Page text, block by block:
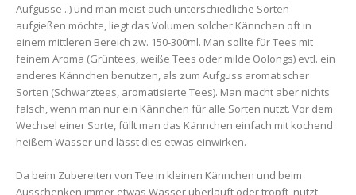
Aufgüsse ..) und man meist auch unterschiedliche Sorten
aufgießen möchte, liegt das Volumen solcher Kännchen oft in
einem mittleren Bereich zw. 150-300ml. Man sollte für Tees mit
feinem Aroma (Grüntees, weiße Tees oder milde Oolongs) evtl. ein
anderes Kännchen benutzen, als zum Aufguss aromatischer
Sorten (Schwarztees, aromatisierte Tees). Man macht aber nichts
falsch, wenn man nur ein Kännchen für alle Sorten nutzt. Vor dem
Wechsel einer Sorte, füllt man das Kännchen einfach mit kochend
heißem Wasser und lässt dies etwas einwirken.
Da beim Zubereiten von Tee in kleinen Kännchen und beim
Ausschenken immer etwas Wasser überläuft oder tropft, nutzt